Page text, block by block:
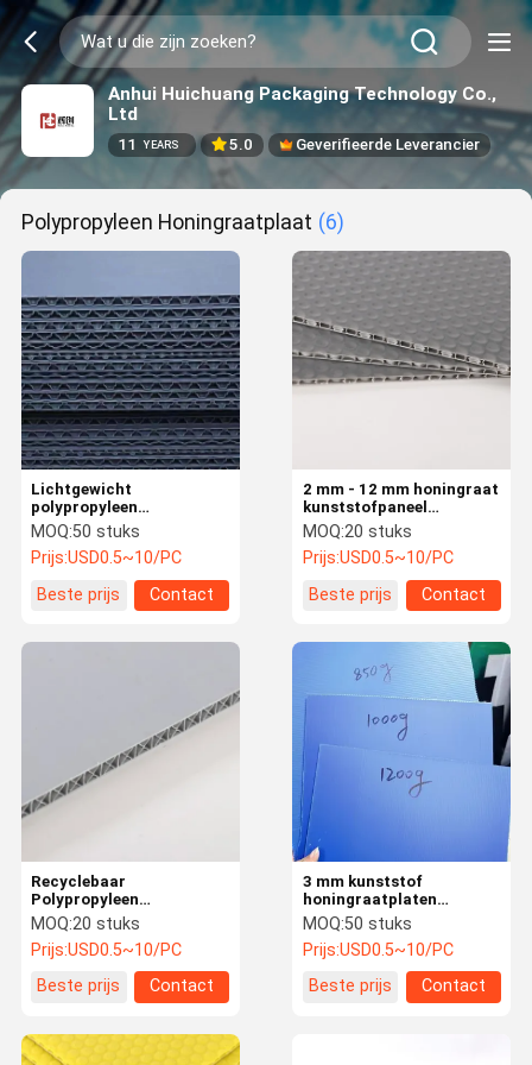
Anhui Huichuang Packaging Technology Co.,
Ltd
11 YEARS 5.0 Geverifieerde Leverancier
Polypropyleen Honingraatplaat (6)
Lichtgewicht
polypropyleen
honingraatplaat Op maat
gemaakt Plastic
honingraatpaneel
Weerbestendige
MOQ:50 stuks
Prijs:USD0.5~10/PC
Beste prijs
Contact
2 mm - 12 mm honingraat
kunststofpaneel
oliebestendige kunststof
sandwichpanelen
MOQ:20 stuks
Prijs:USD0.5~10/PC
Beste prijs
Contact
Recyclebaar
Polypropyleen
Honingraatplaat
Lichtgewicht Kunststof
PP Plaat 3mm - 20mm
MOQ:20 stuks
Prijs:USD0.5~10/PC
Beste prijs
Contact
3 mm kunststof
honingraatplaten
Recycleerbaar
polypropyleen plastic
plaat lichtgewicht
MOQ:50 stuks
Prijs:USD0.5~10/PC
Beste prijs
Contact